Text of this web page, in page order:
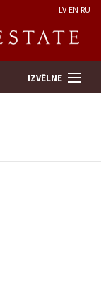
LV EN RU
IZVĒLNE